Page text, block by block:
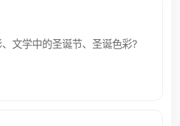
文学中的圣诞节、圣诞色彩?